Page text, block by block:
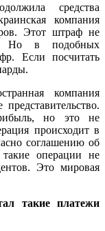
средства
компания
Этот штраф не
Но в подобных
Если посчитать
компания
но это не
происходит в
соглашению об
такие операции не
Это мировая
такие платежи